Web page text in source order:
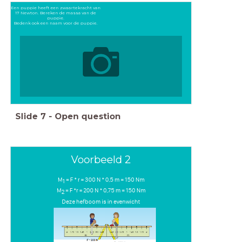
Een puppie heeft een zwaartekracht van
17 Newton. Bereken de massa van de
puppie.
Bedenk ook een naam voor de puppie.
Slide 7 - Open question
Voorbeeld 2
M1 = F * r = 300 N * 0,5 m = 150 Nm
M2= F *r = 200 N * 0,75 m = 150 Nm
Deze hefboom is in evenwicht